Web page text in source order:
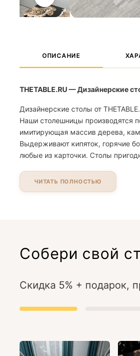
ОПИСАНИЕ
THETABLE.RU — Дизайнерские
Дизайнерские столы от
Наши столешницы производятся
имитирующая массив дерева,
Выдерживают кипяток, горячие
любые из карточки. Столы
ЧИТАТЬ ПОЛНОСТЬЮ
Собери свой
Скидка 5% + подарок,